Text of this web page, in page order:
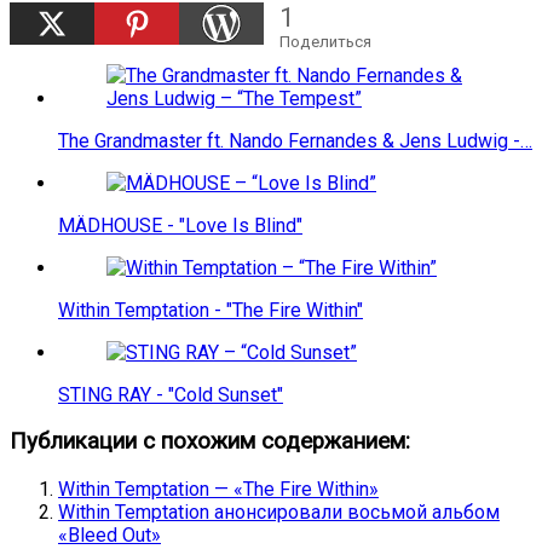
1
Поделиться
The Grandmaster ft. Nando Fernandes & Jens Ludwig -…
MÄDHOUSE - "Love Is Blind"
Within Temptation - "The Fire Within"
STING RAY - "Cold Sunset"
Публикации с похожим содержанием:
Within Temptation — «The Fire Within»
Within Temptation анонсировали восьмой альбом
«Bleed Out»